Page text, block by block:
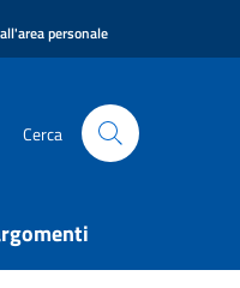
personale
Cerca